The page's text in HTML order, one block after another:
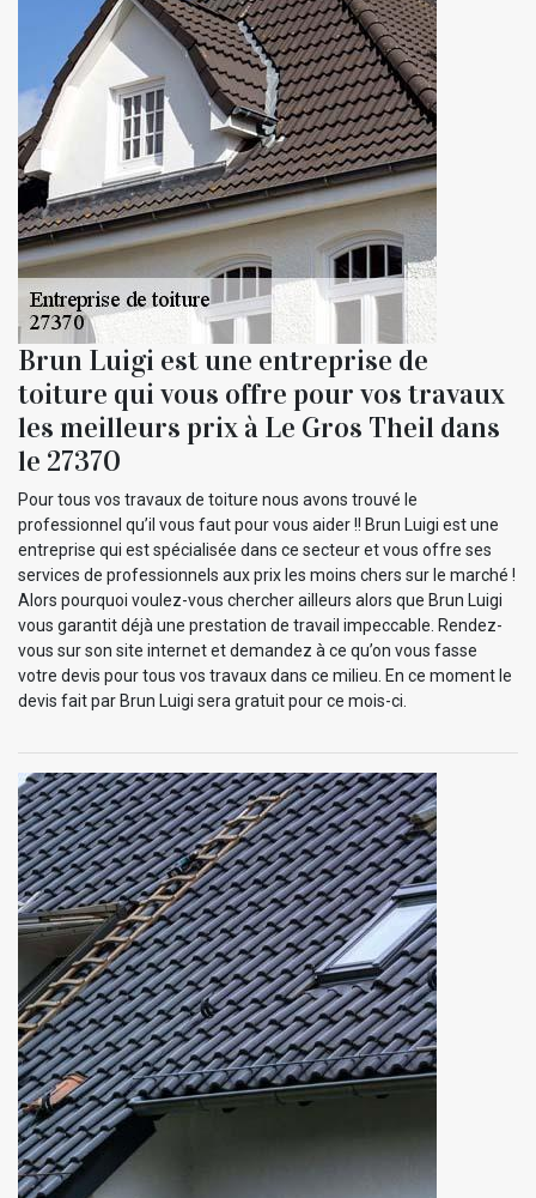
Brun Luigi est une entreprise de
toiture qui vous offre pour vos travaux
les meilleurs prix à Le Gros Theil dans
le 27370
Pour tous vos travaux de toiture nous avons trouvé le
professionnel qu’il vous faut pour vous aider !! Brun Luigi est une
entreprise qui est spécialisée dans ce secteur et vous offre ses
services de professionnels aux prix les moins chers sur le marché !
Alors pourquoi voulez-vous chercher ailleurs alors que Brun Luigi
vous garantit déjà une prestation de travail impeccable. Rendez-
vous sur son site internet et demandez à ce qu’on vous fasse
votre devis pour tous vos travaux dans ce milieu. En ce moment le
devis fait par Brun Luigi sera gratuit pour ce mois-ci.